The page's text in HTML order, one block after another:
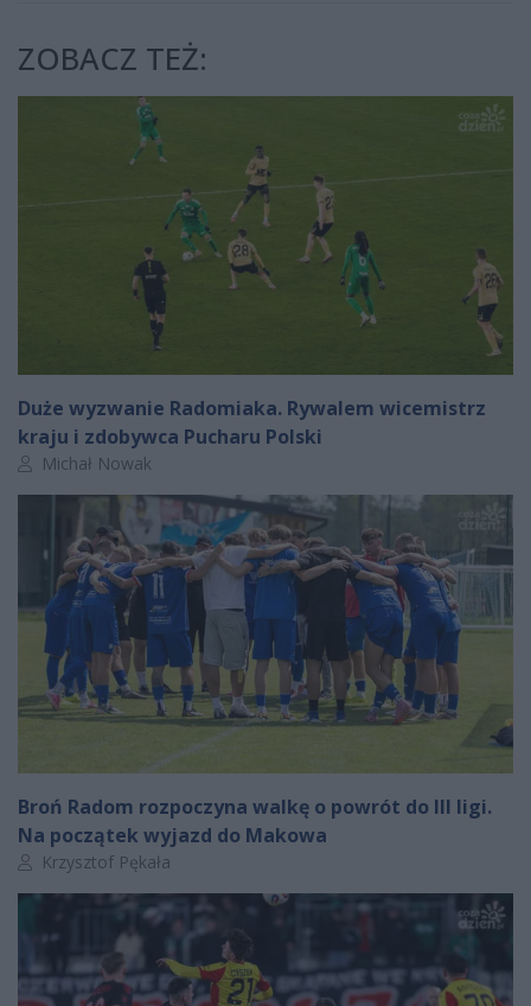
ZOBACZ TEŻ:
Duże wyzwanie Radomiaka. Rywalem wicemistrz
kraju i zdobywca Pucharu Polski
Autor artykułu:
Michał Nowak
Broń Radom rozpoczyna walkę o powrót do III ligi.
Na początek wyjazd do Makowa
Autor artykułu:
Krzysztof Pękała